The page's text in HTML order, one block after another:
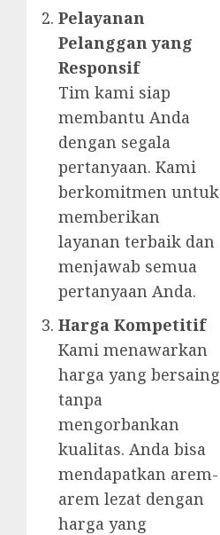
Pelayanan
Pelanggan yang
Responsif
Tim kami siap
membantu Anda
dengan segala
pertanyaan. Kami
berkomitmen untuk
memberikan
layanan terbaik dan
menjawab semua
pertanyaan Anda.
Harga Kompetitif
Kami menawarkan
harga yang bersaing
tanpa
mengorbankan
kualitas. Anda bisa
mendapatkan arem-
arem lezat dengan
harga yang